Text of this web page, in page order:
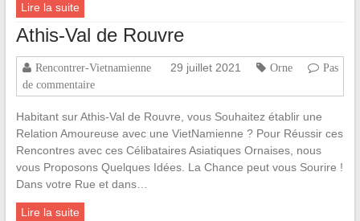
Lire la suite
Athis-Val de Rouvre
Rencontrer-Vietnamienne 29 juillet 2021 Orne
Pas
de commentaire
Habitant sur Athis-Val de Rouvre, vous Souhaitez établir une
Relation Amoureuse avec une VietNamienne ? Pour Réussir ces
Rencontres avec ces Célibataires Asiatiques Ornaises, nous
vous Proposons Quelques Idées. La Chance peut vous Sourire !
Dans votre Rue et dans…
Lire la suite